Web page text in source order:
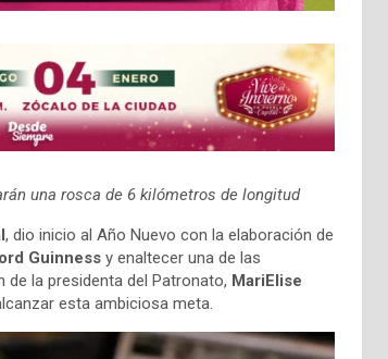
una rosca de 6 kilómetros de longitud
, dio inicio al Año Nuevo con la elaboración de
Guinness y enaltecer una de las
la presidenta del Patronato, MariElise
esta ambiciosa meta.